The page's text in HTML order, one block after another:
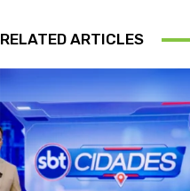
RELATED ARTICLES